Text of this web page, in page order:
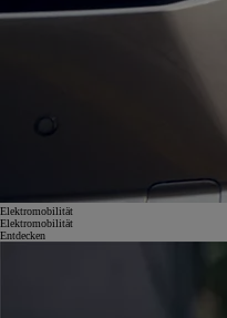
Elektromobilität
Elektromobilität
Entdecken